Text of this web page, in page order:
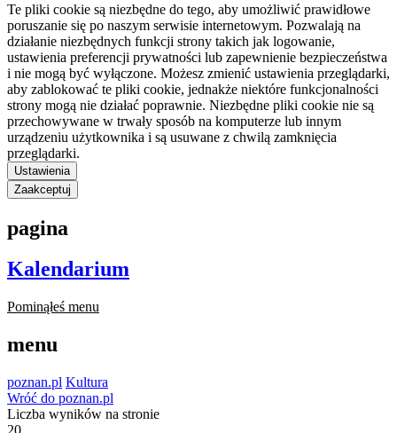
Te pliki cookie są niezbędne do tego, aby umożliwić prawidłowe
poruszanie się po naszym serwisie internetowym. Pozwalają na
działanie niezbędnych funkcji strony takich jak logowanie,
ustawienia preferencji prywatności lub zapewnienie bezpieczeństwa
i nie mogą być wyłączone. Możesz zmienić ustawienia przeglądarki,
aby zablokować te pliki cookie, jednakże niektóre funkcjonalności
strony mogą nie działać poprawnie. Niezbędne pliki cookie nie są
przechowywane w trwały sposób na komputerze lub innym
urządzeniu użytkownika i są usuwane z chwilą zamknięcia
przeglądarki.
Ustawienia
Zaakceptuj
pagina
Kalendarium
Pominąłeś menu
menu
poznan.pl Kultura
Wróć do poznan.pl
Liczba wyników na stronie